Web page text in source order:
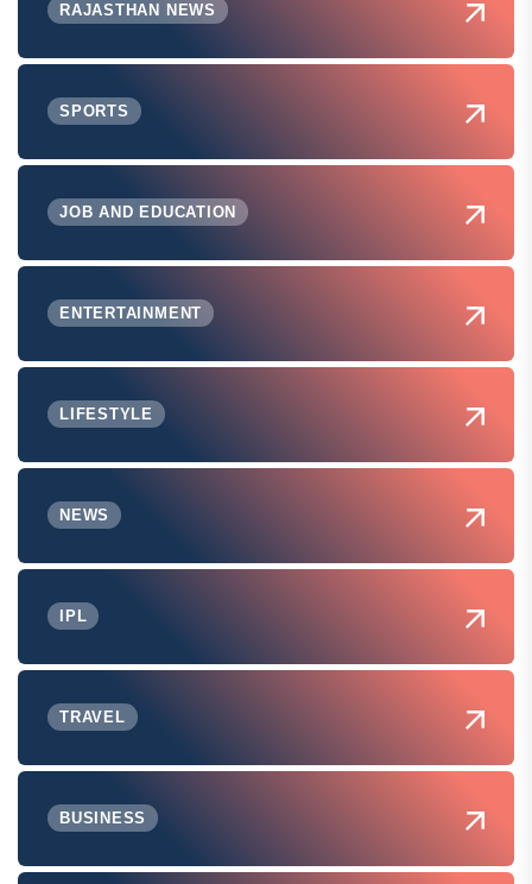
RAJASTHAN NEWS
SPORTS
JOB AND EDUCATION
ENTERTAINMENT
LIFESTYLE
NEWS
IPL
TRAVEL
BUSINESS